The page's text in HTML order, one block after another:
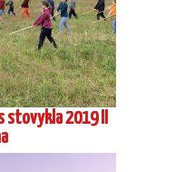
stovykla 2019 II